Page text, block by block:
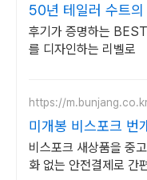
50년 테일러 수트의
후기가 증명하는
를 디자인하는 리벨로
https://
미개봉 비스포크 번
브랜드 중고거래
비스포크 새상품을 중
화 없는 안전결제로 간